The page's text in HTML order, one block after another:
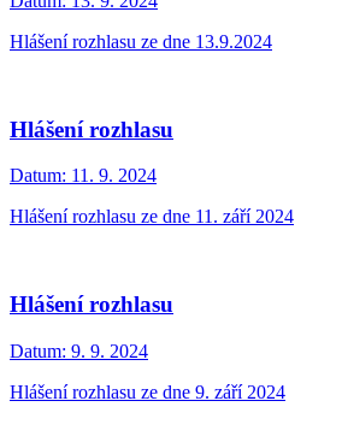
Hlášení rozhlasu ze dne 13.9.2024
Hlášení rozhlasu
Datum: 11. 9. 2024
Hlášení rozhlasu ze dne 11. září 2024
Hlášení rozhlasu
Datum: 9. 9. 2024
Hlášení rozhlasu ze dne 9. září 2024